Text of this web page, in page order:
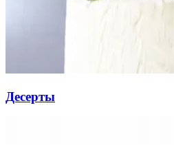
Десерты